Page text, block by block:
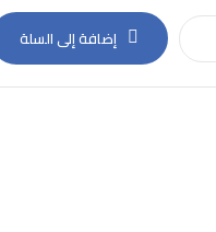
إضافة إلى السلة